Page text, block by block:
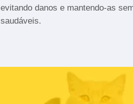
evitando danos e mantendo-as
saudáveis.